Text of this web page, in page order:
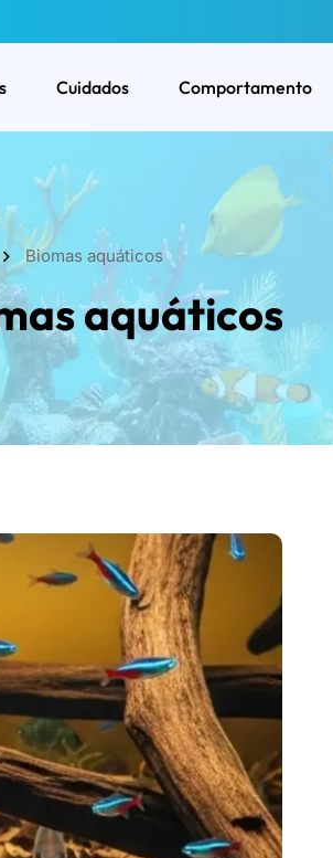
Cuidados Comportamento
Biomas aquáticos
aquáticos